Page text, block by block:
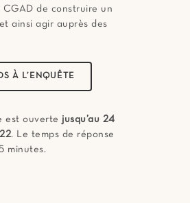
de construire un
ainsi agir auprès des
À L’ENQUÊTE
est ouverte jusqu’au 24
. Le temps de réponse
minutes.